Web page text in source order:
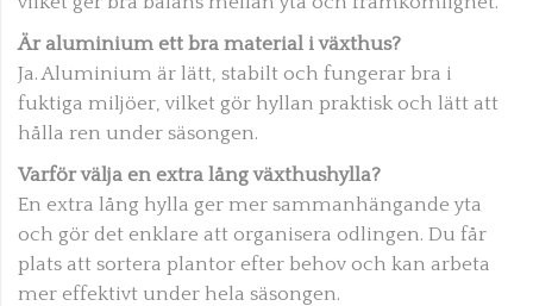
Är aluminium ett bra material i växthus?
Ja. Aluminium är lätt, stabilt och fungerar bra i
fuktiga miljöer, vilket gör hyllan praktisk och lätt att
hålla ren under säsongen.
Varför välja en extra lång växthushylla?
En extra lång hylla ger mer sammanhängande yta
och gör det enklare att organisera odlingen. Du får
plats att sortera plantor efter behov och kan arbeta
mer effektivt under hela säsongen.